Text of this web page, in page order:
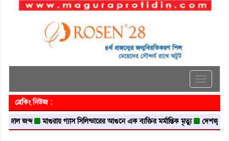
Toggle
ব্রেকিং নিউজ :
মাগুরায় গ্যাস সিলিন্ডারের আগুনে এক ব্যক্তির মর্মান্তিক মৃত্যু দেশজুড়ে পুলিশের